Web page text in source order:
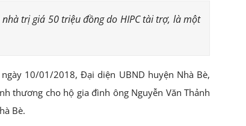
trị giá 50 triệu đồng do HIPC tài trợ, là một
10/01/2018, Đại diện UBND huyện Nhà Bè,
thương cho hộ gia đình ông Nguyễn Văn Thảnh
Bè.